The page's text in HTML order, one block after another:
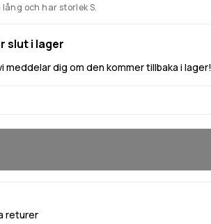
lång och har storlek S.
slut i lager
meddelar dig om den kommer tillbaka i lager!
returer